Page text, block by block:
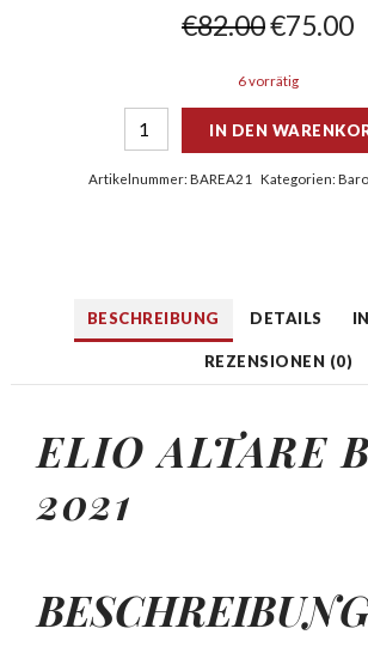
€82.00€75.00
6 vorrätig
IN DEN
Artikelnummer: BAREA21 Kategorien:
BESCHREIBUNG DETAILS
REZENSIONEN (0)
ELIO ALTARE
2021